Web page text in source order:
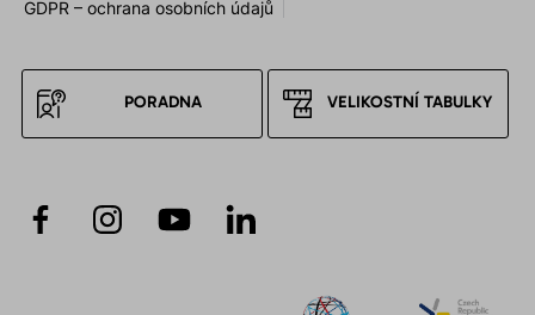
GDPR – ochrana osobních údajů
PORADNA VELIKOSTNÍ TABULKY